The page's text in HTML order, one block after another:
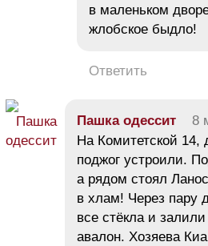
в маленьком
жлобское быдло!
Ответить
Пашка одессит 8
На Комитетской 14,
поджог устроили.
а рядом стоял
в хлам! Через пару
все стёкла и
авалон. Хозяева